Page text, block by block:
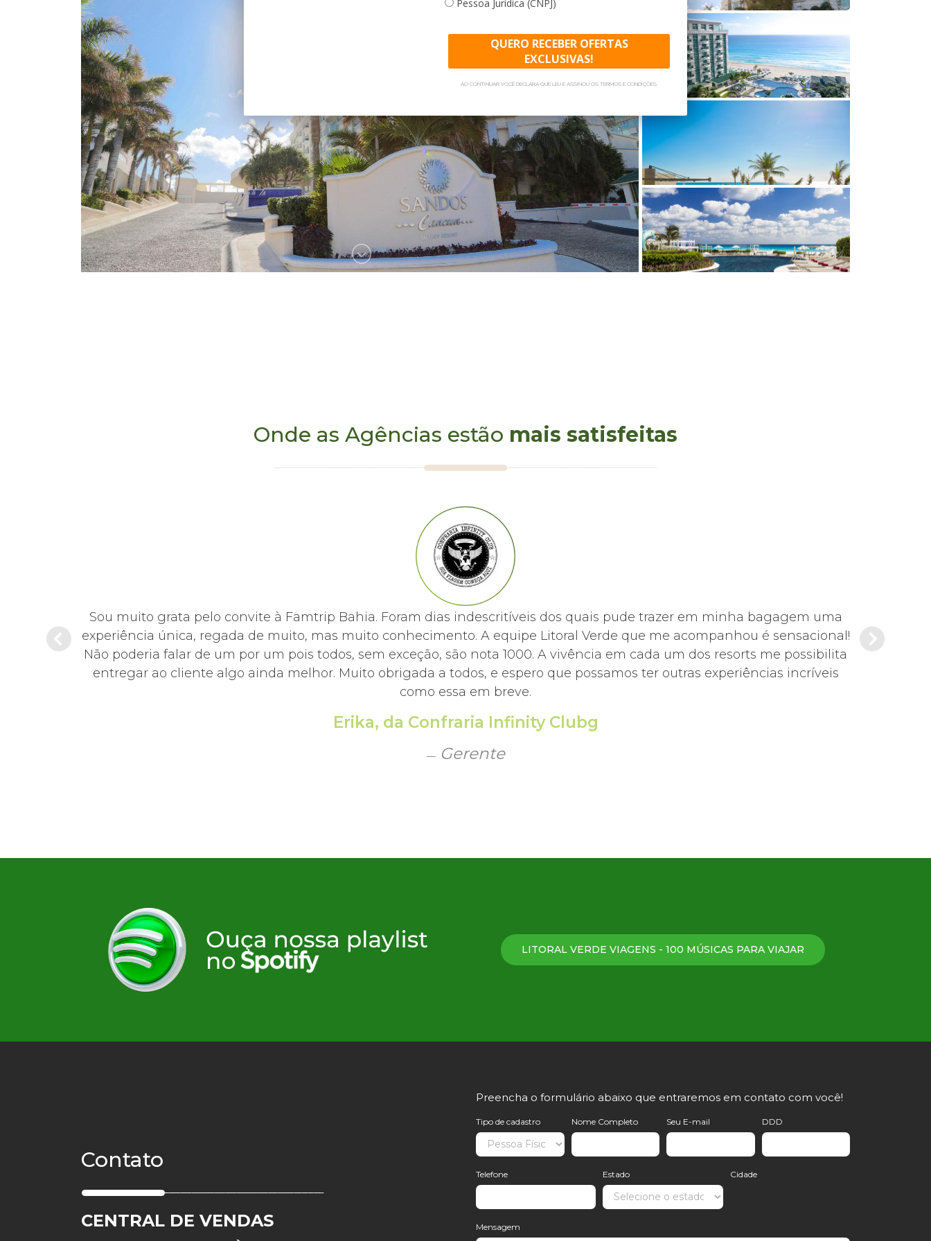
para viajar para este Resort, sempre definindo o melhor formato
para cada um dos membros. Entre em contato com nosso setor de
grupos e saiba mais!
Onde as Agências estão mais satisfeitas
da
Sou muito grata pelo convite à Famtrip Bahia. Foram dias indescritíveis dos quais pude trazer em minha bagagem uma
experiência única, regada de muito, mas muito conhecimento. A equipe Litoral Verde que me acompanhou é sensacional!
Não poderia falar de um por um pois todos, sem exceção, são nota 1000. A vivência em cada um dos resorts me possibilita
entregar ao cliente algo ainda melhor. Muito obrigada a todos, e espero que possamos ter outras experiências incríveis
como essa em breve.
Erika, da Confraria Infinity Clubg
Gerente
LITORAL VERDE VIAGENS - 100 MÚSICAS PARA VIAJAR
Contato
CENTRAL DE VENDAS
Preencha o formulário abaixo que entraremos em contato com você!
Tipo de cadastro Nome Completo Seu E-mail DDD
Telefone Estado Cidade
Mensagem
Pessoa Jurídica (CNPJ)
QUERO RECEBER OFERTAS
EXCLUSIVAS!
AO CONTINUAR VOCÊ DECLARA QUE LEU E ASSINOU OS TERMOS E CONDIÇÕES.